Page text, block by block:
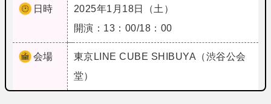
日時
2025年1月18日（土）
開演：13：00/18：00
会場 東京LINE CUBE SHIBUYA（渋谷公会
堂）